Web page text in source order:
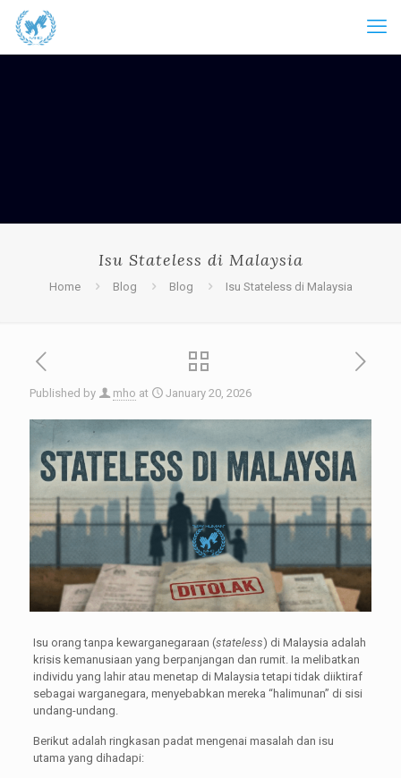
Isu Stateless di Malaysia
Home Blog Blog Isu Stateless di Malaysia
Published by mho at January 20, 2026
Isu orang tanpa kewarganegaraan (stateless) di Malaysia adalah
krisis kemanusiaan yang berpanjangan dan rumit. Ia melibatkan
individu yang lahir atau menetap di Malaysia tetapi tidak diiktiraf
sebagai warganegara, menyebabkan mereka “halimunan” di sisi
undang-undang.
Berikut adalah ringkasan padat mengenai masalah dan isu
utama yang dihadapi: